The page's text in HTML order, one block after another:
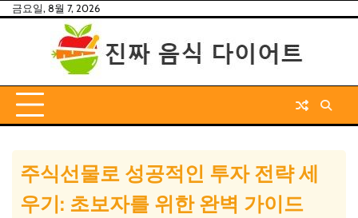
Skip금요일, 8월 7, 2026
주식선물로 성공적인 투자 전략 세
우기: 초보자를 위한 완벽 가이드